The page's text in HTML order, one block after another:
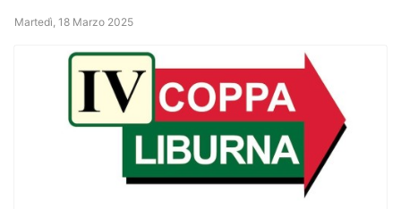
Martedì, 18 Marzo 2025